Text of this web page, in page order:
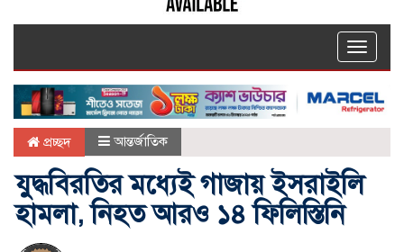
Toggle
প্রচ্ছদ আন্তর্জাতিক
যুদ্ধবিরতির মধ্যেই গাজায় ইসরাইলি
হামলা, নিহত আরও ১৪ ফিলিস্তিনি